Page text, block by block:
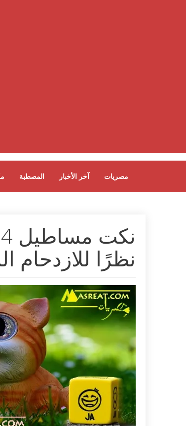
المصطبة آخر الأخبار مصريات
نظرًا للازدحام